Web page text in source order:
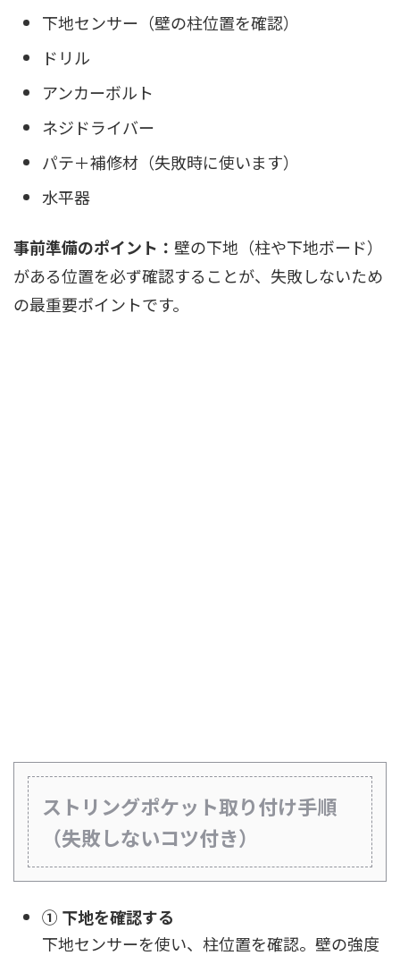
下地センサー（壁の柱位置を確認）
ドリル
アンカーボルト
ネジドライバー
パテ＋補修材（失敗時に使います）
水平器
事前準備のポイント： 壁の下地（柱や下地ボード）
がある位置を必ず確認することが、失敗しないため
の最重要ポイントです。
ストリングポケット取り付け手順
（失敗しないコツ付き）
① 下地を確認する
下地センサーを使い、柱位置を確認。壁の強度